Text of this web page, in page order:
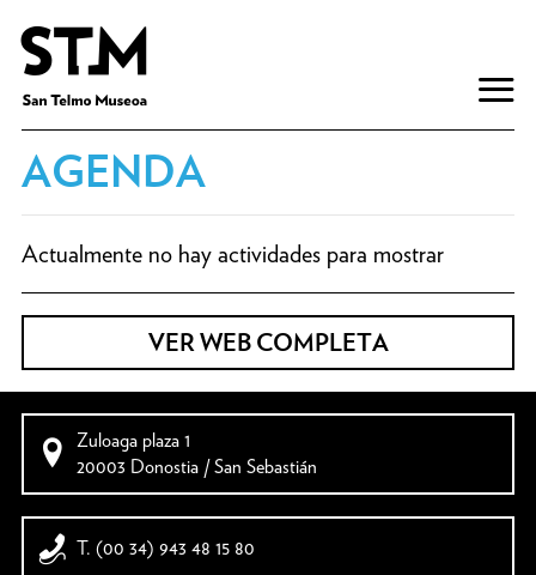
AGENDA
Actualmente no hay actividades para mostrar
VER WEB COMPLETA
Zuloaga plaza 1
20003 Donostia / San Sebastián
T. (00 34) 943 48 15 80